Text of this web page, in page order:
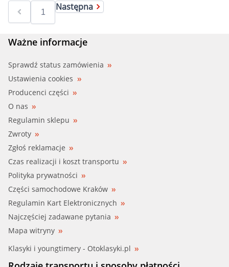
Następna
Ważne informacje
Sprawdź status zamówienia
Ustawienia cookies
Producenci części
O nas
Regulamin sklepu
Zwroty
Zgłoś reklamacje
Czas realizacji i koszt transportu
Polityka prywatności
Części samochodowe Kraków
Regulamin Kart Elektronicznych
Najczęściej zadawane pytania
Mapa witryny
Klasyki i youngtimery - Otoklasyki.pl